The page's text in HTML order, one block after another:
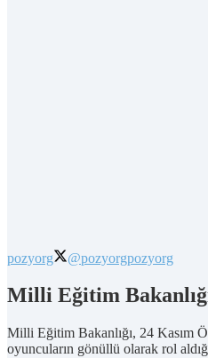
pozyorg @pozyorgpozyorg
Milli Eğitim
Milli Eğitim Bakanlığı, 24 Kasım
oyuncuların gönüllü olarak rol